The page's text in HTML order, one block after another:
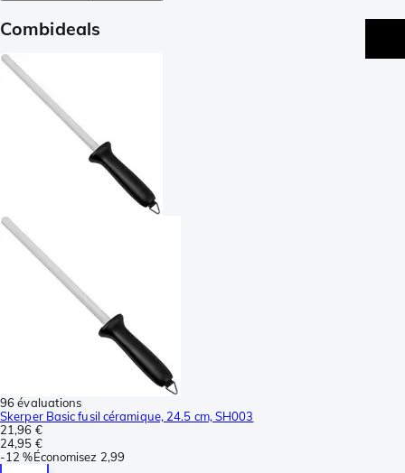
Combideals
96 évaluations
Skerper Basic fusil céramique, 24.5 cm, SH003
21,96 €
24,95 €
-12 %Économisez 2,99